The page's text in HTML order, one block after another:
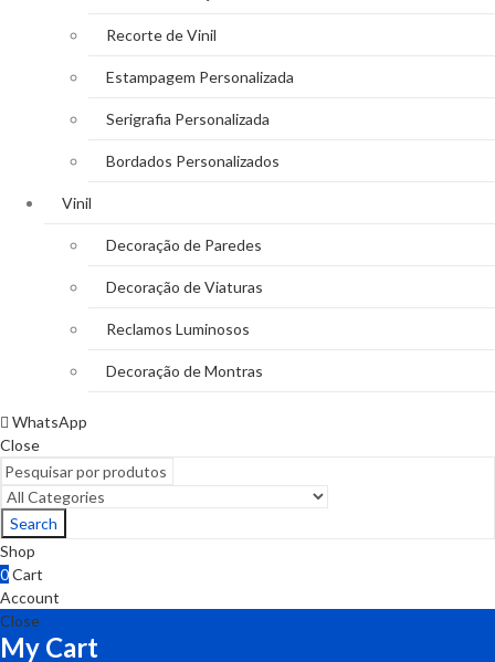
Recorte de Vinil
Estampagem Personalizada
Serigrafia Personalizada
Bordados Personalizados
Vinil
Decoração de Paredes
Decoração de Viaturas
Reclamos Luminosos
Decoração de Montras
WhatsApp
Close
Search
Shop
0Cart
Account
Close
My Cart